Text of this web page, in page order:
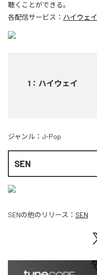
聴くことができる。
各配信サービス： ハイウェイ
1 ： ハイウェイ
ジャンル： J-Pop
SEN
SENの他のリリース： SEN